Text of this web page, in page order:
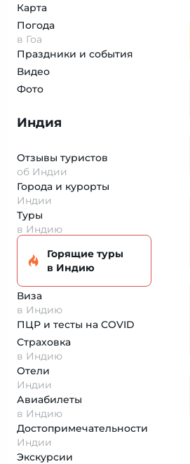
Карта
Погода
в Гоа
Праздники и события
Видео
Фото
Индия
Отзывы туристов
об Индии
Города и курорты
Индии
Туры
в Индию
Горящие туры
в Индию
Виза
в Индию
ПЦР и тесты на COVID
Страховка
в Индию
Отели
Индии
Авиабилеты
в Индию
Достопримеча­тельности
Индии
Экскурсии